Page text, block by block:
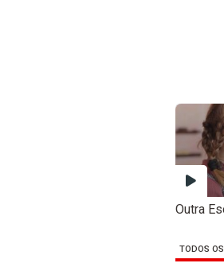
Outra
TODOS